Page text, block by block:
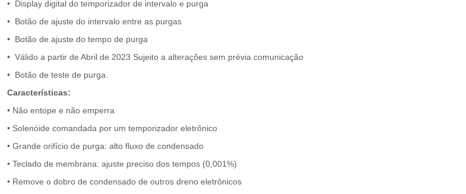
• Display digital do temporizador de intervalo e purga
• Botão de ajuste do intervalo entre as purgas
• Botão de ajuste do tempo de purga
• Válido a partir de Abril de 2023 Sujeito a alterações sem prévia comunicação
• Botão de teste de purga.
Características:
• Não entope e não emperra
• Solenóide comandada por um temporizador eletrônico
• Grande orifício de purga: alto fluxo de condensado
• Teclado de membrana: ajuste preciso dos tempos (0,001%)
• Remove o dobro de condensado de outros dreno eletrônicos